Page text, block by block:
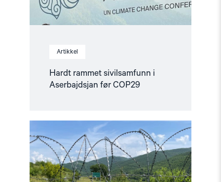
Artikkel
Hardt rammet sivilsamfunn i
Aserbajdsjan før COP29
article
"16
år
siden
Georgia-
krigen"